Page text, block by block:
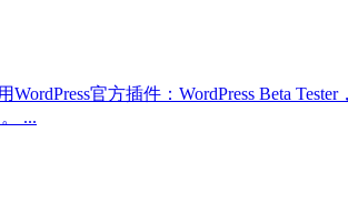
官方插件：WordPress Beta Tester
...